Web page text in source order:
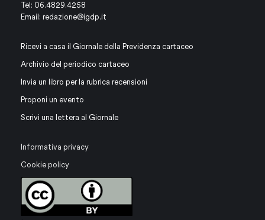
Tel: 06.4829.4258
Email: redazione@igdp.it
Ricevi a casa il Giornale della Previdenza cartaceo
Archivio del periodico cartaceo
Invia un libro per la rubrica recensioni
Proponi un evento
Scrivi una lettera al Giornale
Informativa privacy
Cookie policy